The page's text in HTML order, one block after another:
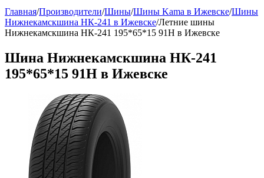
Главная/Производители/Шины/Шины Kama в Ижевске/Шины
Нижнекамскшина НК-241 в Ижевске/Летние шины
Нижнекамскшина НК-241 195*65*15 91Н в Ижевске
Шина Нижнекамскшина НК-241
195*65*15 91Н в Ижевске